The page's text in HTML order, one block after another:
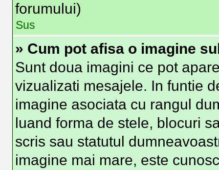
forumului)
Sus
» Cum pot afisa o imagine
Sunt doua imagini ce pot
vizualizati mesajele. In funtie
imagine asociata cu rangul
luand forma de stele, blocuri
scris sau statutul
imagine mai mare, este